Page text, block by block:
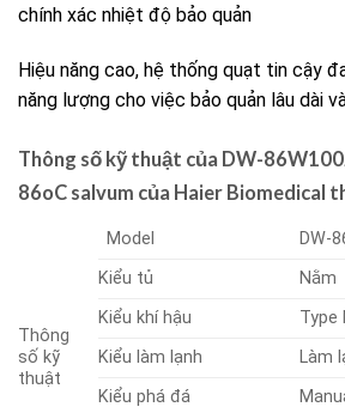
chính xác nhiệt độ bảo quản
Hiệu năng cao, hệ thống quạt tin cậy
năng lượng cho việc bảo quản lâu dài
Thông số kỹ thuật của DW-
86oC salvum của Haier Biomedical
Thông
số kỹ
thuật
Model
DW-
Kiểu tủ
Nằm
Kiểu khí hậu
Type
Kiểu làm lạnh
Làm
Kiểu phá đá